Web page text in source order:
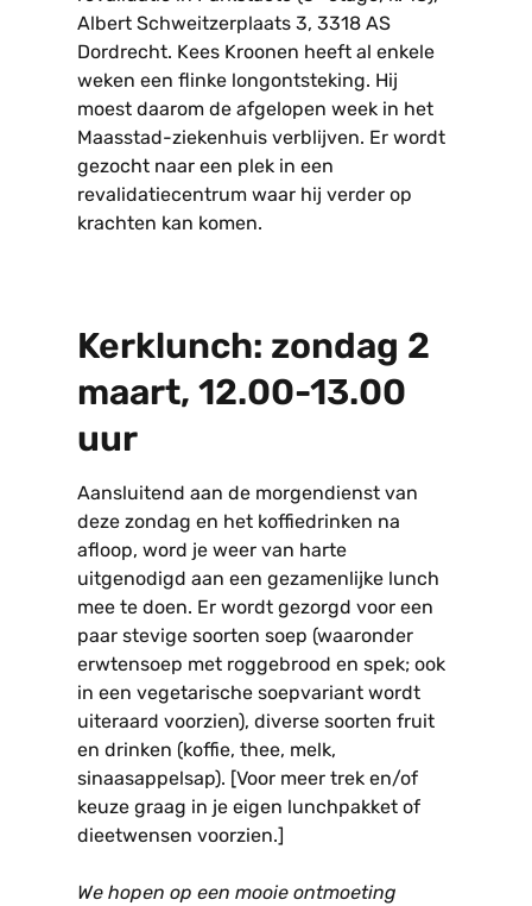
Albert Schweitzerplaats 3, 3318 AS
Dordrecht. Kees Kroonen heeft al enkele
weken een flinke longontsteking. Hij
moest daarom de afgelopen week in het
Maasstad-ziekenhuis verblijven. Er wordt
gezocht naar een plek in een
revalidatiecentrum waar hij verder op
krachten kan komen.
Kerklunch: zondag 2
maart, 12.00-13.00
uur
Aansluitend aan de morgendienst van
deze zondag en het koffiedrinken na
afloop, word je weer van harte
uitgenodigd aan een gezamenlijke lunch
mee te doen. Er wordt gezorgd voor een
paar stevige soorten soep (waaronder
erwtensoep met roggebrood en spek; ook
in een vegetarische soepvariant wordt
uiteraard voorzien), diverse soorten fruit
en drinken (koffie, thee, melk,
sinaasappelsap). [Voor meer trek en/of
keuze graag in je eigen lunchpakket of
dieetwensen voorzien.]
We hopen op een mooie ontmoeting